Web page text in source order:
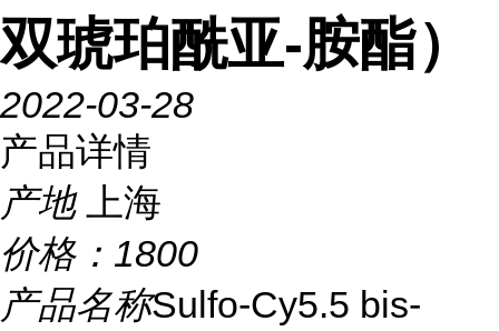
双琥珀酰亚-胺酯）
2022-03-28
产品详情
产地
上海
价格： 1800
产品名称Sulfo-Cy5.5 bis-